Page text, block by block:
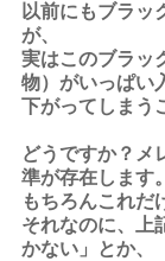
以前にもブラッ
が、
実はこのブラッ
物）がいっぱい
下がってしまう
どうですか？メ
準が存在します。
もちろんこれだ
それなのに、上
かない」とか、